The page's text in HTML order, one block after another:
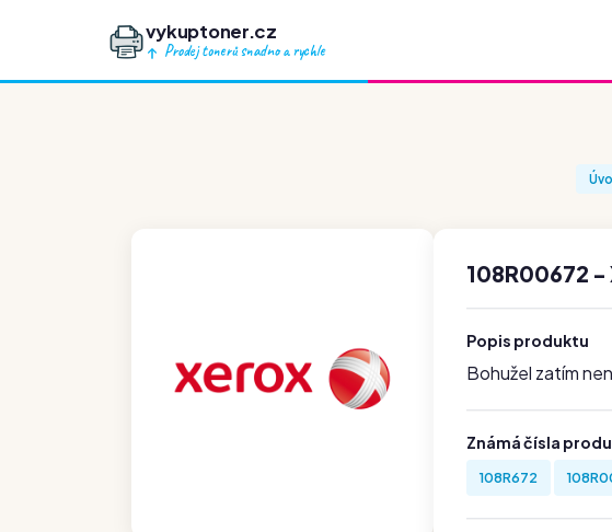
vykuptoner.cz
Prodej tonerů snadno a rychle
108R00672 -
Popis produktu
Bohužel zatím
Známá čísla
108R672